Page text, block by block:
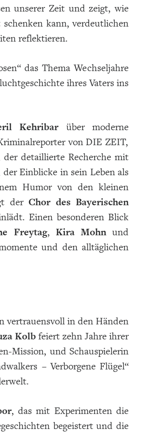
unserer Zeit und zeigt, wie
kann, verdeutlichen
reflektieren.
das Thema Wechseljahre
ihres Vaters ins
Kehribarüber moderne
von DIE ZEIT,
der detaillierte Recherche mit
der Einblicke in sein Leben als
Humor von den kleinen
derChor des Bayerischen
Einen besonderen Blick
Freytag, Kira Mohnund
und den alltäglichen
vertrauensvoll in den Händen
Kolbfeiert zehn Jahre ihrer
Mission, und Schauspielerin
– Verborgene Flügel“
, das mit Experimenten die
begeistert und die